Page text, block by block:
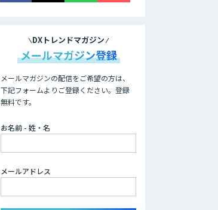
DXトレンドマガジン
メールマガジン登録
メールマガジンの配信をご希望の方は、
下記フォームよりご登録ください。登録
無料です。
お名前 - 姓・名
メールアドレス